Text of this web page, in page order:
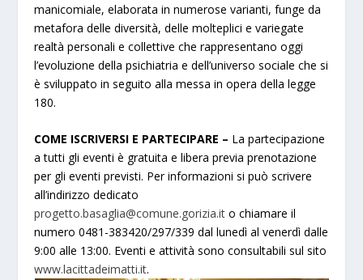
manicomiale, elaborata in numerose varianti, funge da
metafora delle diversità, delle molteplici e variegate
realtà personali e collettive che rappresentano oggi
l’evoluzione della psichiatria e dell’universo sociale che si
è sviluppato in seguito alla messa in opera della legge
180.
COME ISCRIVERSI E PARTECIPARE – La partecipazione
a tutti gli eventi è gratuita e libera previa prenotazione
per gli eventi previsti. Per informazioni si può scrivere
all’indirizzo dedicato
progetto.basaglia@comune.gorizia.it o chiamare il
numero 0481-383420/297/339 dal lunedì al venerdì dalle
9:00 alle 13:00. Eventi e attività sono consultabili sul sito
www.lacittadeimatti.it.